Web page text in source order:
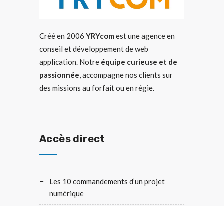
Créé en 2006 YRYcom est une agence en
conseil et développement de web
application. Notre équipe curieuse et de
passionnée, accompagne nos clients sur
des missions au forfait ou en régie.
Accès direct
Les 10 commandements d’un projet
numérique